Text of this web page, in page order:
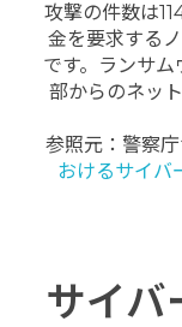
攻撃の件数は
金を要求する
です。ランサ
部からのネッ
参照元：警察
おけるサイバ
サイバ